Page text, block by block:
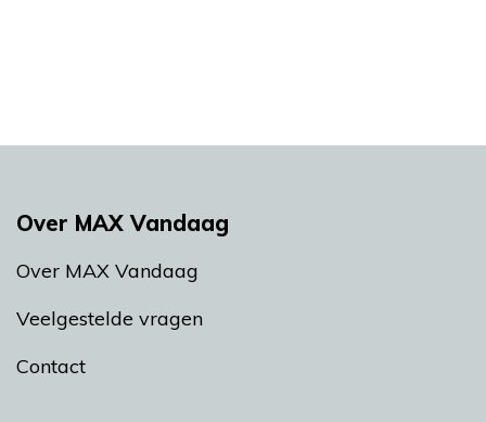
Over MAX Vandaag
Over MAX Vandaag
Veelgestelde vragen
Contact